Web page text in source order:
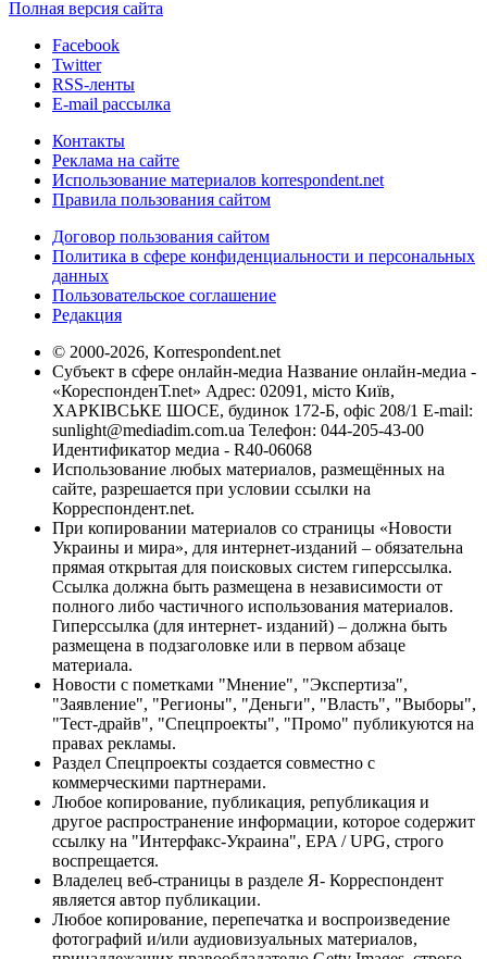
Полная версия сайта
Facebook
Twitter
RSS-ленты
E-mail рассылка
Контакты
Реклама на сайте
Использование материалов korrespondent.net
Правила пользования сайтом
Договор пользования сайтом
Политика в сфере конфиденциальности и персональных
данных
Пользовательское соглашение
Редакция
© 2000-2026, Korrespondent.net
Субъект в сфере онлайн-медиа Название онлайн-медиа -
«КореспонденТ.net» Адрес: 02091, місто Київ,
ХАРКІВСЬКЕ ШОСЕ, будинок 172-Б, офіс 208/1 E-mail:
sunlight@mediadim.com.ua Телефон: 044-205-43-00
Идентификатор медиа - R40-06068
Использование любых материалов, размещённых на
сайте, разрешается при условии ссылки на
Корреспондент.net.
При копировании материалов со страницы «Новости
Украины и мира», для интернет-изданий – обязательна
прямая открытая для поисковых систем гиперссылка.
Ссылка должна быть размещена в независимости от
полного либо частичного использования материалов.
Гиперссылка (для интернет- изданий) – должна быть
размещена в подзаголовке или в первом абзаце
материала.
Новости с пометками "Мнение", "Экспертиза",
"Заявление", "Регионы", "Деньги", "Власть", "Выборы",
"Тест-драйв", "Спецпроекты", "Промо" публикуются на
правах рекламы.
Раздел Спецпроекты создается совместно с
коммерческими партнерами.
Любое копирование, публикация, републикация и
другое распространение информации, которое содержит
ссылку на "Интерфакс-Украина", EPA / UPG, строго
воспрещается.
Владелец веб-страницы в разделе Я- Корреспондент
является автор публикации.
Любое копирование, перепечатка и воспроизведение
фотографий и/или аудиовизуальных материалов,